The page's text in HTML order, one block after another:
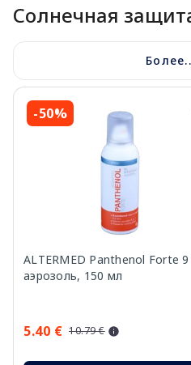
Солнечная
-50%
ALTERMED Panthenol Forte 9
аэрозоль, 150 мл
5.40 € 10.79 €